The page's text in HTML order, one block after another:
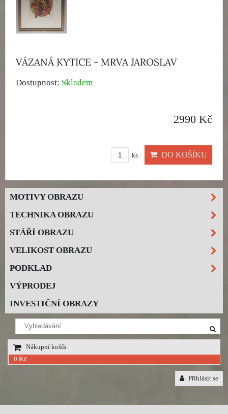
VÁZANÁ KYTICE - MRVA JAROSLAV
Dostupnost: Skladem
2990 Kč
ks DO KOŠÍKU
MOTIVY OBRAZU
TECHNIKA OBRAZU
STÁŘÍ OBRAZU
VELIKOST OBRAZU
PODKLAD
VÝPRODEJ
INVESTIČNÍ OBRAZY
Nákupní košík
0 Kč
Přihlásit se